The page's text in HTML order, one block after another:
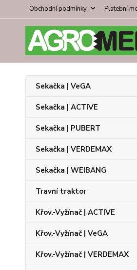
Obchodní podmínky Platební
Sekačka | VeGA
Sekačka | ACTIVE
Sekačka | PUBERT
Sekačka | VERDEMAX
Sekačka | WEIBANG
Travní traktor
Křov.-Vyžínač | ACTIVE
Křov.-Vyžínač | VeGA
Křov.-Vyžínač | VERDEMAX